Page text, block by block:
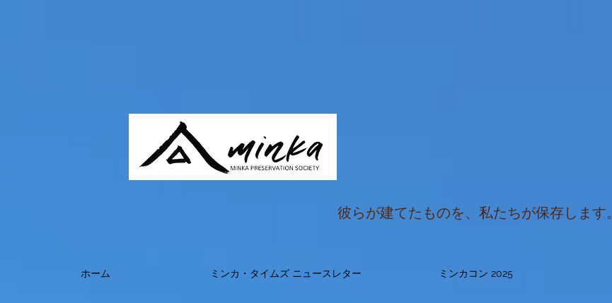
彼らが建てたものを、私たちが保存します。
ホーム ミンカ・タイムズ ニュースレター ミンカコン 2025